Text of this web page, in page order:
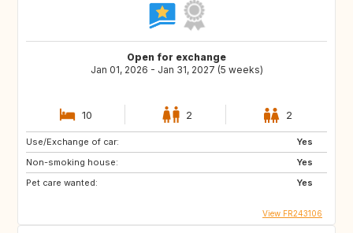
Open for exchange
Jan 01, 2026 - Jan 31, 2027 (5 weeks)
10 2 2
Use/Exchange of car:
Yes
Non-smoking house:
Yes
Pet care wanted:
Yes
View FR243106